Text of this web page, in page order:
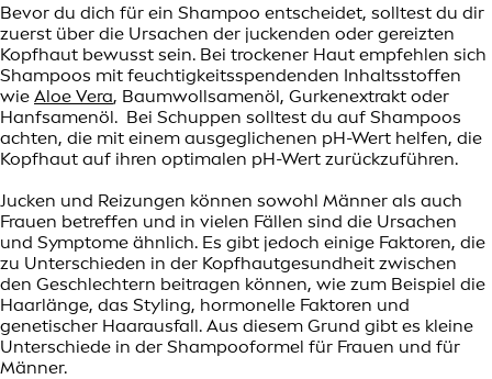
Bevor du dich für ein Shampoo entscheidet, solltest du dir
zuerst über die Ursachen der juckenden oder gereizten
Kopfhaut bewusst sein. Bei trockener Haut empfehlen sich
Shampoos mit feuchtigkeitsspendenden Inhaltsstoffen
wie Aloe Vera, Baumwollsamenöl, Gurkenextrakt oder
Hanfsamenöl. Bei Schuppen solltest du auf Shampoos
achten, die mit einem ausgeglichenen pH-Wert helfen, die
Kopfhaut auf ihren optimalen pH-Wert zurückzuführen.
Jucken und Reizungen können sowohl Männer als auch
Frauen betreffen und in vielen Fällen sind die Ursachen
und Symptome ähnlich. Es gibt jedoch einige Faktoren, die
zu Unterschieden in der Kopfhautgesundheit zwischen
den Geschlechtern beitragen können, wie zum Beispiel die
Haarlänge, das Styling, hormonelle Faktoren und
genetischer Haarausfall. Aus diesem Grund gibt es kleine
Unterschiede in der Shampooformel für Frauen und für
Männer.